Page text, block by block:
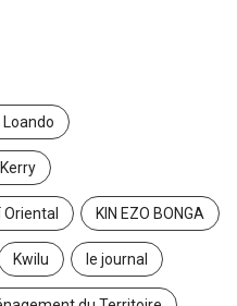
Loando
Oriental KIN EZO BONGA
Kwilu le journal